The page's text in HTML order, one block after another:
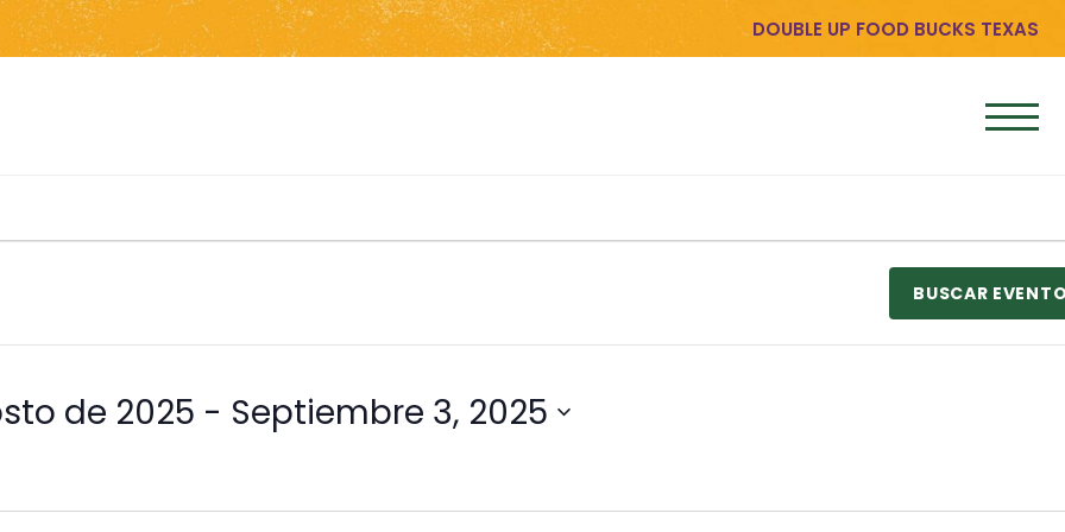
DOUBLE UP FOOD BUCKS TEXAS
BUSCAR
de 2025 - Septiembre 3, 2025